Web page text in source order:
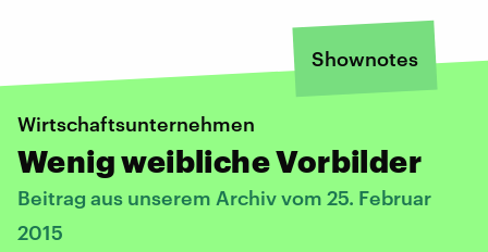
Shownotes
Wirtschaftsunternehmen
Wenig weibliche Vorbilder
Beitrag aus unserem Archiv vom 25. Februar
2015